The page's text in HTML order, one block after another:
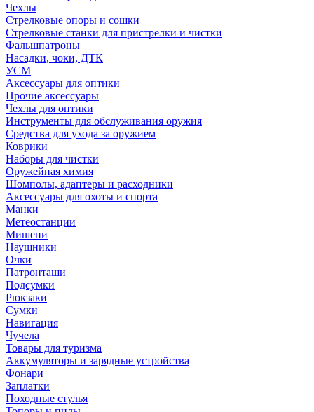
Чехлы
Стрелковые опоры и сошки
Стрелковые станки для пристрелки и чистки
Фальшпатроны
Насадки, чоки, ДТК
УСМ
Аксессуары для оптики
Прочие аксессуары
Чехлы для оптики
Инструменты для обслуживания оружия
Средства для ухода за оружием
Коврики
Наборы для чистки
Оружейная химия
Шомполы, адаптеры и расходники
Аксессуары для охоты и спорта
Манки
Метеостанции
Мишени
Наушники
Очки
Патронташи
Подсумки
Рюкзаки
Сумки
Навигация
Чучела
Товары для туризма
Аккумуляторы и зарядные устройства
Фонари
Заплатки
Походные стулья